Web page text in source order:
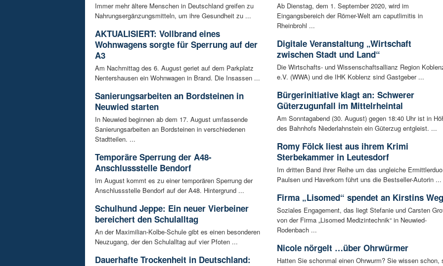
Immer mehr ältere Menschen in Deutschland greifen zu
Nahrungsergänzungsmitteln, um ihre Gesundheit zu ...
AKTUALISIERT: Vollbrand eines
Wohnwagens sorgte für Sperrung auf der
A3
Am Nachmittag des 6. August geriet auf dem Parkplatz
Nentershausen ein Wohnwagen in Brand. Die Insassen ...
Sanierungsarbeiten an Bordsteinen in
Neuwied starten
In Neuwied beginnen ab dem 17. August umfassende
Sanierungsarbeiten an Bordsteinen in verschiedenen
Stadtteilen. ...
Temporäre Sperrung der A48-
Anschlussstelle Bendorf
Im August kommt es zu einer temporären Sperrung der
Anschlussstelle Bendorf auf der A48. Hintergrund ...
Schulhund Jeppe: Ein neuer Vierbeiner
bereichert den Schulalltag
An der Maximilian-Kolbe-Schule gibt es einen besonderen
Neuzugang, der den Schulalltag auf vier Pfoten ...
Dauerhafte Trockenheit in Deutschland:
Ab Dienstag, dem 1. September 2020, wird im
Eingangsbereich der Römer-Welt am caputlimitis in
Rheinbrohl ...
Digitale Veranstaltung „Wirtschaft
zwischen Stadt und Land“
Die Wirtschafts- und Wissenschaftsallianz Region
e.V. (WWA) und die IHK Koblenz sind Gastgeber ...
Bürgerinitiative klagt an: Schwerer
Güterzugunfall im Mittelrheintal
Am Sonntagabend (30. August) gegen 18:40 Uhr ist in
des Bahnhofs Niederlahnstein ein Güterzug entgleist. ...
Romy Fölck liest aus ihrem Krimi
Sterbekammer in Leutesdorf
Im dritten Band ihrer Reihe um das ungleiche Ermittlerduo
Paulsen und Haverkorn führt uns die Bestseller-Autorin ...
Firma „Lisomed“ spendet an Kirstins Weg
Soziales Engagement, das liegt Stefanie und Carsten
von der Firma „Lisomed Medizintechnik“ in Neuwied-
Rodenbach ...
Nicole nörgelt …über Ohrwürmer
Hatten Sie schonmal einen Ohrwurm? Sie wissen schon,